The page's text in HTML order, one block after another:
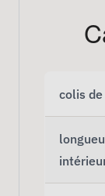
colis de